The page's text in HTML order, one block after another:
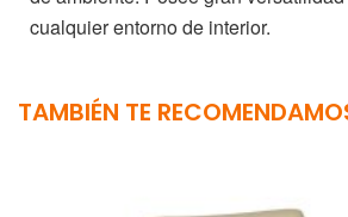
cualquier entorno de interior.
TAMBIÉN TE